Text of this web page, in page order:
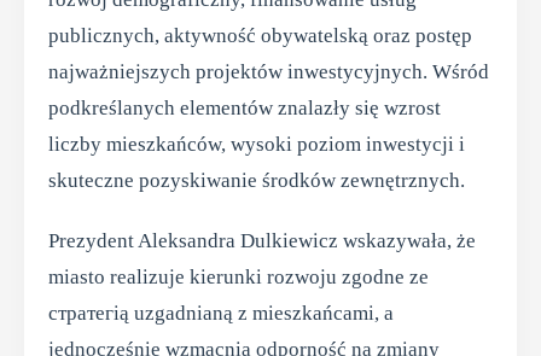
publicznych, aktywność obywatelską oraz postęp
najważniejszych projektów inwestycyjnych. Wśród
podkreślanych elementów znalazły się wzrost
liczby mieszkańców, wysoki poziom inwestycji i
skuteczne pozyskiwanie środków zewnętrznych.
Prezydent Aleksandra Dulkiewicz wskazywała, że
miasto realizuje kierunki rozwoju zgodne ze
стратегią uzgadnianą z mieszkańcami, a
jednocześnie wzmacnia odporność na zmiany